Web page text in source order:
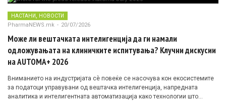
НАСТАНИ, НОВОСТИ
PharmaNEWS.mk - 20/07/2026
Може ли вештачката интелигенција да ги намали
одложувањата на клиничките испитувања? Клучни дискусии
на AUTOMA+ 2026
Вниманието на индустријата сè повеќе се насочува кон екосистемите
за податоци управувани од вештачка интелигенција, напредната
аналитика и интелигентната автоматизација како технологии што